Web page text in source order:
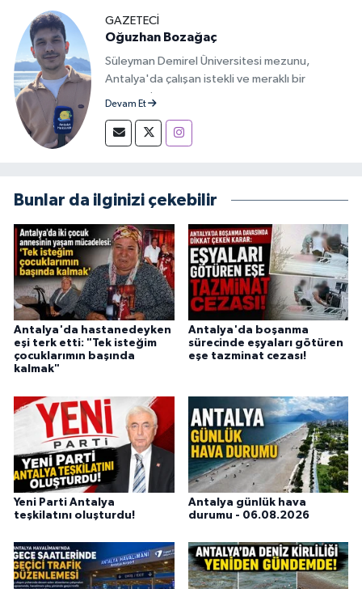
GAZETECİ
Oğuzhan Bozağaç
Süleyman Demirel Üniversitesi mezunu,
Antalya'da çalışan istekli ve meraklı bir
gazeteci.
Devam Et
Bunlar da ilginizi çekebilir
Antalya'da hastanedeyken
eşi terk etti: "Tek isteğim
çocuklarımın başında
kalmak"
Antalya'da boşanma
sürecinde eşyaları götüren
eşe tazminat cezası!
Yeni Parti Antalya
teşkilatını oluşturdu!
Antalya günlük hava
durumu - 06.08.2026